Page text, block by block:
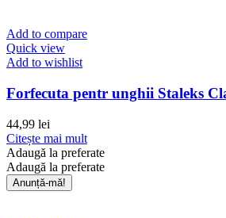
Add to compare
Quick view
Add to wishlist
Forfecuta pentr unghii Staleks
44,99 lei
Citește mai mult
Adaugă la preferate
Adaugă la preferate